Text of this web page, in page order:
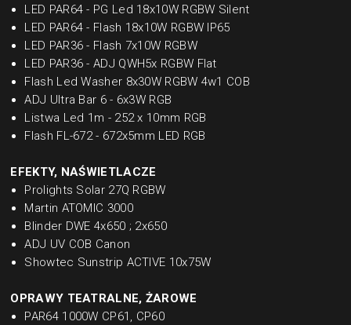
LED PAR64 - PG Led 18x10W RGBW Silent
LED PAR64 - Flash 18x10W RGBW IP65
LED PAR36 - Flash 7x10W RGBW
LED PAR36 - ADJ QWH5x RGBW Flat
Flash Led Washer 8x30W RGBW 4w1 COB
ADJ Ultra Bar 6 - 6x3W RGB
Listwa Led 1m - 252 x 10mm RGB
Flash FL-672 - 672x5mm LED RGB
EFEKTY, NAŚWIETLACZE
Prolights Solar 27Q RGBW
Martin ATOMIC 3000
Blinder DWE 4x650 ; 2x650
ADJ UV COB Canon
Showtec Sunstrip ACTIVE 10x75W
OPRAWY TEATRALNE, ŻAROWE
PAR64 1000W CP61, CP60